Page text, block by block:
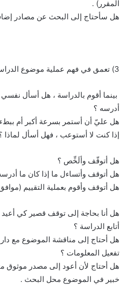
المقرر) .
هل سأحتاج إلى البحث عن مصادر
3) تعمق في فهم عملية موضوع الدراسة
بينما أقوم بالدراسة ، هل أسأل
أدرسه ؟
هل عليّ أن أستمر بسرعة أكبر أم ببطء
إذا كنت لا أستوعب ، فهل أسأل لماذا
هل أتوقّف وألَخِّص ؟
هل أتوقف وأتساءل ما إذا كان ما
هل أتوقف وأقوم بعملية التقييم
هل أنا بحاجة إلى توقف قصير كي أعيد
أتابع الدراسة ؟
هل أحتاج إلى مناقشة الموضوع مع
تفعيل المعلومات ؟
هل أحتاج لأن أعود إلى مصدر موثوق
خبير في الموضوع محل البحث .